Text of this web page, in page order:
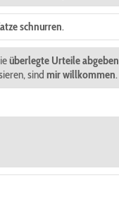
schnurren.
überlegte Urteile abgeben
sind mir willkommen.